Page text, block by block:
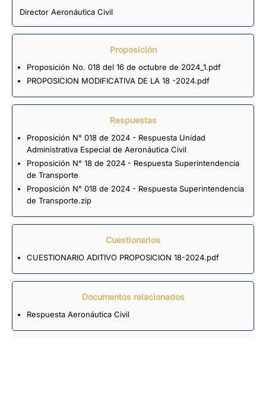
Director Aeronáutica Civil
Proposición
Proposición No. 018 del 16 de octubre de 2024_1.pdf
PROPOSICION MODIFICATIVA DE LA 18 -2024.pdf
Respuestas
Proposición N° 018 de 2024 - Respuesta Unidad
Administrativa Especial de Aeronáutica Civil
Proposición N° 18 de 2024 - Respuesta Superintendencia
de Transporte
Proposición N° 018 de 2024 - Respuesta Superintendencia
de Transporte.zip
Cuestionarios
CUESTIONARIO ADITIVO PROPOSICION 18-2024.pdf
Documentos relacionados
Respuesta Aeronáutica Civil